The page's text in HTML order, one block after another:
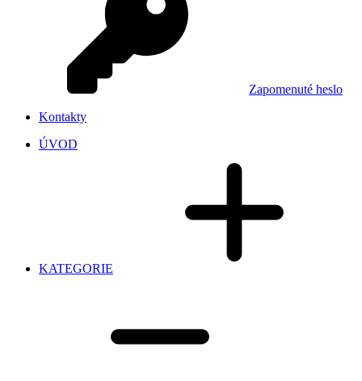
Zapomenuté heslo
Kontakty
ÚVOD
KATEGORIE